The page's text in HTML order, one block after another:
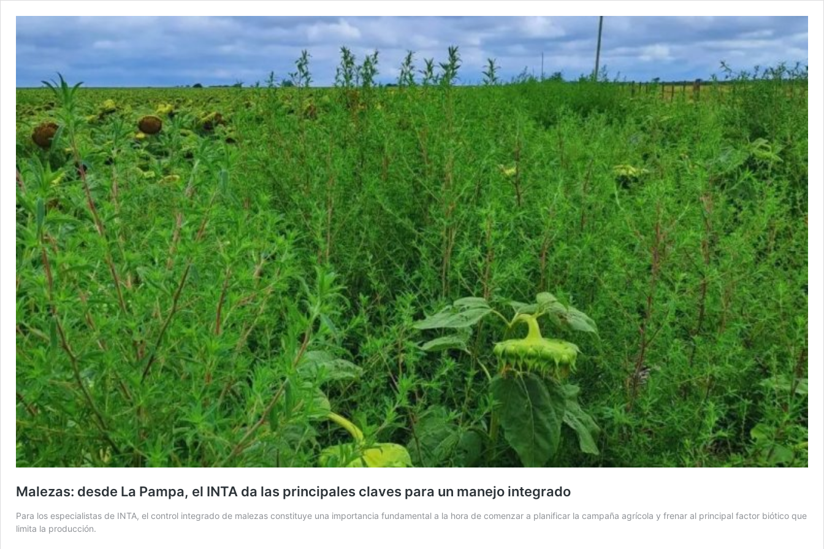
Malezas: desde La Pampa, el INTA da las principales claves para un manejo integrado
Para los especialistas de INTA, el control integrado de malezas constituye una importancia fundamental a la hora de comenzar a planificar la campaña agrícola y frenar al principal factor biótico que
limita la producción.